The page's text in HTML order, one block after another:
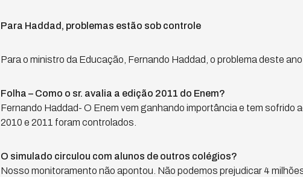
Para Haddad, problemas estão sob controle
Para o ministro da Educação, Fernando Haddad, o problema deste ano
Folha – Como o sr. avalia a edição 2011 do Enem?
Fernando Haddad- O Enem vem ganhando importância e tem sofrido
2010 e 2011 foram controlados.
O simulado circulou com alunos de outros colégios?
Nosso monitoramento não apontou. Não podemos prejudicar 4